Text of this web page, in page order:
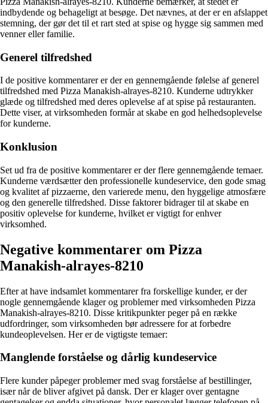
indbydende og behageligt at besøge. Det nævnes, at der er en afslappet
stemning, der gør det til et rart sted at spise og hygge sig sammen med
venner eller familie.
Generel tilfredshed
I de positive kommentarer er der en gennemgående følelse af generel
tilfredshed med Pizza Manakish-alrayes-8210. Kunderne udtrykker
glæde og tilfredshed med deres oplevelse af at spise på restauranten.
Dette viser, at virksomheden formår at skabe en god helhedsoplevelse
for kunderne.
Konklusion
Set ud fra de positive kommentarer er der flere gennemgående temaer.
Kunderne værdsætter den professionelle kundeservice, den gode smag
og kvalitet af pizzaerne, den varierede menu, den hyggelige atmosfære
og den generelle tilfredshed. Disse faktorer bidrager til at skabe en
positiv oplevelse for kunderne, hvilket er vigtigt for enhver
virksomhed.
Negative kommentarer om Pizza
Manakish-alrayes-8210
Efter at have indsamlet kommentarer fra forskellige kunder, er der
nogle gennemgående klager og problemer med virksomheden Pizza
Manakish-alrayes-8210. Disse kritikpunkter peger på en række
udfordringer, som virksomheden bør adressere for at forbedre
kundeoplevelsen. Her er de vigtigste temaer:
Manglende forståelse og dårlig kundeservice
Flere kunder påpeger problemer med svag forståelse af bestillinger,
især når de bliver afgivet på dansk. Der er klager over gentagne